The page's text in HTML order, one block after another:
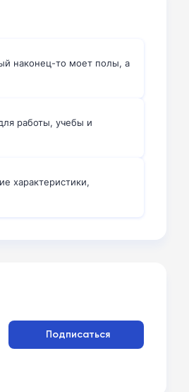
наконец-то моет полы, а
работы, учебы и
характеристики,
Подписаться